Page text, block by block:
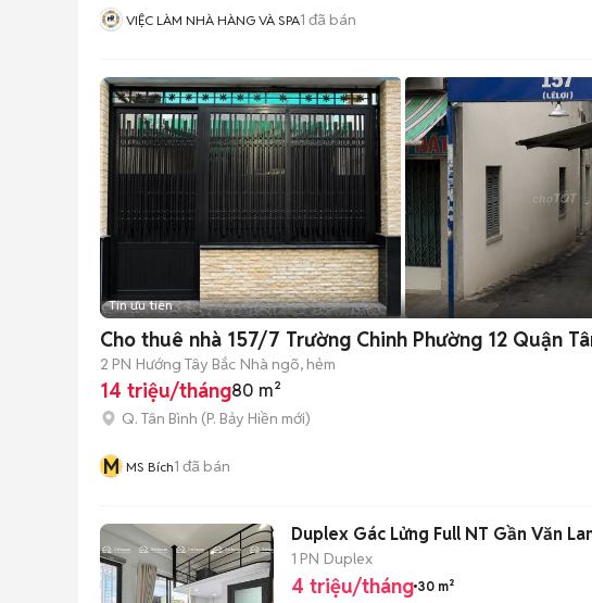
VIỆC LÀM NHÀ HÀNG VÀ SPA1 đã bán
Tin ưu tiên
Cho thuê nhà 157/7 Trường Chinh Phường 12 Quận
2 PN Hướng Tây Bắc Nhà ngõ, hẻm
14 triệu/tháng80 m²
Q. Tân Bình (P. Bảy Hiền mới)
M MS Bích1 đã bán
Duplex Gác Lửng Full NT Gần Văn
1 PN Duplex
4 triệu/tháng 30 m²